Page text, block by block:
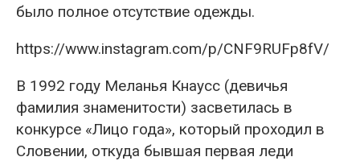
было полное отсутствие одежды.
https://www.instagram.com/p/CNF9RUFp8fV/
В 1992 году Меланья Кнаусс (девичья
фамилия знаменитости) засветилась в
конкурсе «Лицо года», который проходил в
Словении, откуда бывшая первая леди